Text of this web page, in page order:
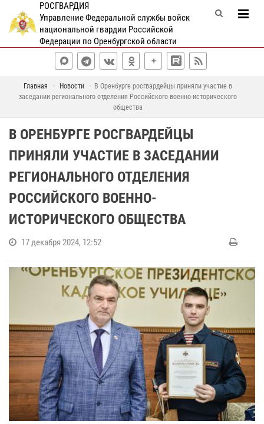
РОСГВАРДИЯ
Управление Федеральной службы войск
национальной гвардии Российской
Федерации по Оренбургской области
Главная Новости
В Оренбурге росгвардейцы приняли участие в
заседании регионального отделения Российского военно-исторического
общества
В ОРЕНБУРГЕ РОСГВАРДЕЙЦЫ
ПРИНЯЛИ УЧАСТИЕ В ЗАСЕДАНИИ
РЕГИОНАЛЬНОГО ОТДЕЛЕНИЯ
РОССИЙСКОГО ВОЕННО-
ИСТОРИЧЕСКОГО ОБЩЕСТВА
17 декабря 2024, 12:52